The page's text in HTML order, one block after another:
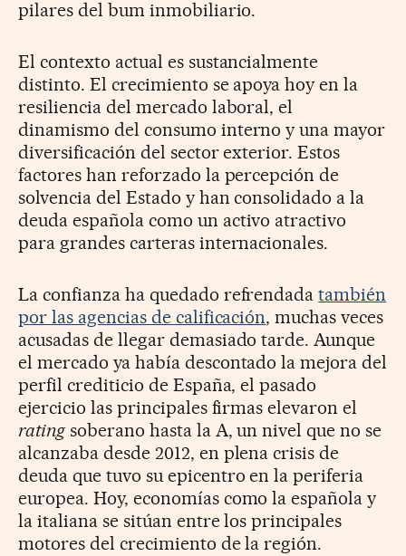
pilares del bum inmobiliario.
El contexto actual es sustancialmente
distinto. El crecimiento se apoya hoy en la
resiliencia del mercado laboral, el
dinamismo del consumo interno y una mayor
diversificación del sector exterior. Estos
factores han reforzado la percepción de
solvencia del Estado y han consolidado a la
deuda española como un activo atractivo
para grandes carteras internacionales.
La confianza ha quedado refrendadatambién
por las agencias de calificación, muchas veces
acusadas de llegar demasiado tarde. Aunque
el mercado ya había descontado la mejora del
perfil crediticio de España, el pasado
ejercicio las principales firmas elevaron el
ratingsoberano hasta la A, un nivel que no se
alcanzaba desde 2012, en plena crisis de
deuda que tuvo su epicentro en la periferia
europea. Hoy, economías como la española y
la italiana se sitúan entre los principales
motores del crecimiento de la región.